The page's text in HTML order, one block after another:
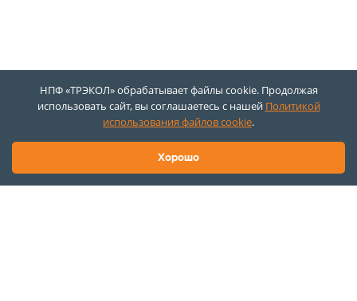
НПФ «ТРЭКОЛ» обрабатывает файлы cookie. Продолжая
использовать сайт, вы соглашаетесь с нашей Политикой
использования файлов cookie.
Хорошо